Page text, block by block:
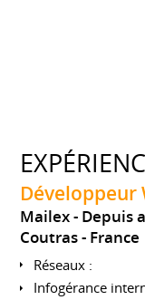
Développeur
Mailex Depuis
Coutras
France
Réseaux :
Infogérance